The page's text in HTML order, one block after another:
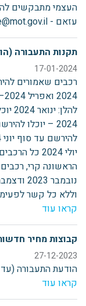
העצמי מתבקשים
עזאם - azzame@mot.gov.il
תקנות התעבורה
17-01-2024
וללא כל קשר
קראו עוד
קבוצות מחיר חדשות
27-12-2023
הודעת התעבורה
קראו עוד